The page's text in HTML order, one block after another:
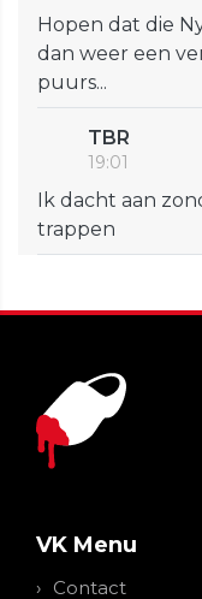
Hopen dat die
dan weer een
puurs...
TBR
19:01
Ik dacht aan
trappen
VK Menu
Contact